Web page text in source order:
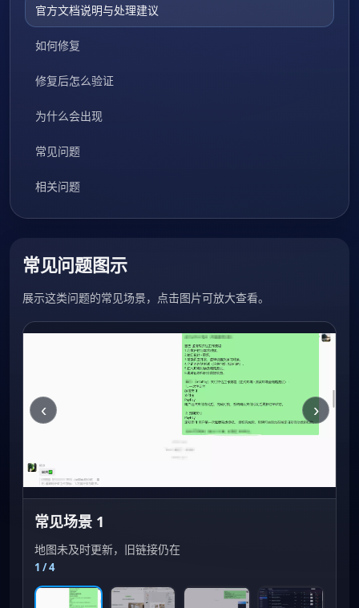
官方文档说明与处理建议
如何修复
修复后怎么验证
为什么会出现
常见问题
相关问题
常见问题图示
展示这类问题的常见场景，点击图片可放大查看。
‹ ›
常见场景 1
地图未及时更新，旧链接仍在
1 / 4